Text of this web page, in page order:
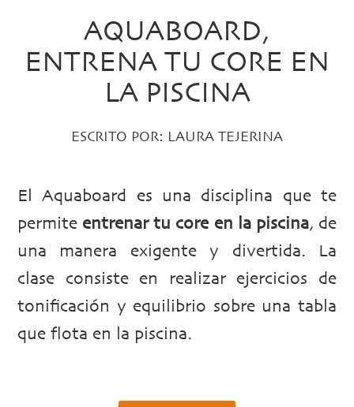
AQUABOARD,
ENTRENA TU CORE EN
LA PISCINA
ESCRITO POR: LAURA TEJERINA
El Aquaboard es una disciplina que te
permite entrenar tu core en la piscina, de
una manera exigente y divertida. La
clase consiste en realizar ejercicios de
tonificación y equilibrio sobre una tabla
que flota en la piscina.